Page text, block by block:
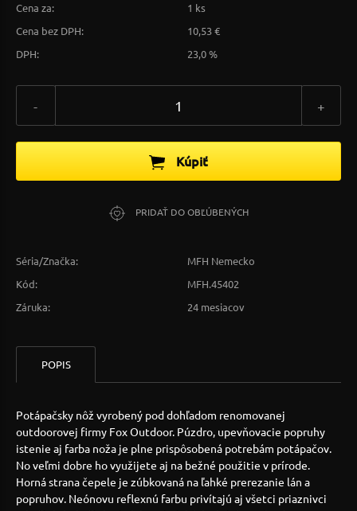
Cena za:
1 ks
Cena bez DPH:
10,53 €
DPH:
23,0 %
- +
Kúpiť
PRIDAŤ DO OBĽÚBENÝCH
Séria/Značka:
MFH Nemecko
Kód:
MFH.45402
Záruka:
24 mesiacov
POPIS
Potápačsky nôž vyrobený pod dohľadom renomovanej
outdoorovej firmy Fox Outdoor. Púzdro, upevňovacie popruhy
istenie aj farba noža je plne prispôsobená potrebám potápačov.
No veľmi dobre ho využijete aj na bežné použitie v prírode.
Horná strana čepele je zúbkovaná na ľahké prerezanie lán a
popruhov. Neónovu reflexnú farbu privítajú aj všetci priaznivci